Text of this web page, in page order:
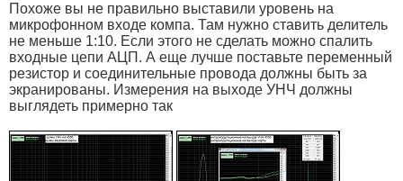
Похоже вы не правильно выставили уровень на
микрофонном входе компа. Там нужно ставить делитель
не меньше 1:10. Если этого не сделать можно спалить
входные цепи АЦП. А еще лучше поставьте переменный
резистор и соединительные провода должны быть за
экранированы. Измерения на выходе УНЧ должны
выглядеть примерно так